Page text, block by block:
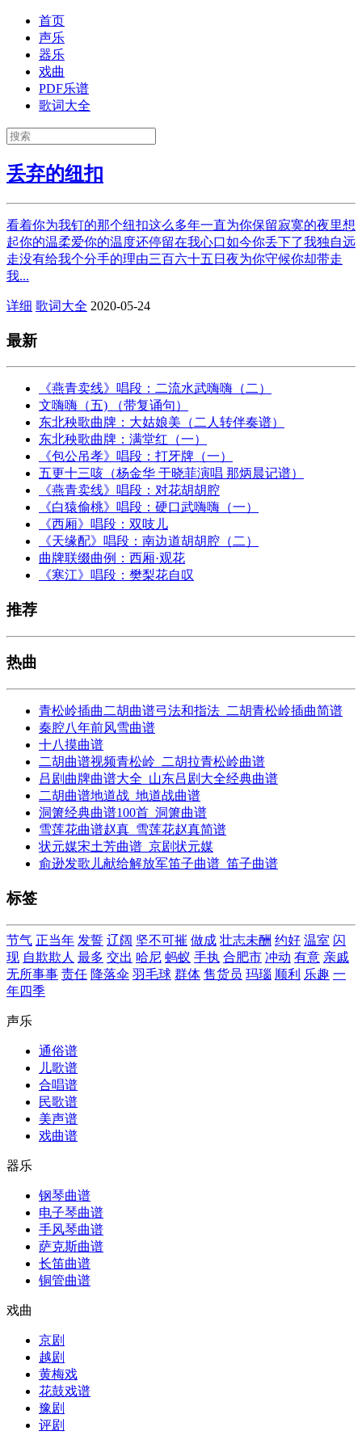
首页
声乐
器乐
戏曲
PDF乐谱
歌词大全
丢弃的纽扣
看着你为我钉的那个纽扣这么多年一直为你保留寂寞的夜里想
起你的温柔爱你的温度还停留在我心口如今你丢下了我独自远
走没有给我个分手的理由三百六十五日夜为你守候你却带走
我...
详细 歌词大全 2020-05-24
最新
《燕青卖线》唱段：二流水武嗨嗨（二）
文嗨嗨（五) （带复诵句）
东北秧歌曲牌：大姑娘美（二人转伴奏谱）
东北秧歌曲牌：满堂红（一）
《包公吊孝》唱段：打牙牌（一）
五更十三咳（杨金华 于晓菲演唱 那炳晨记谱）
《燕青卖线》唱段：对花胡胡腔
《白猿偷桃》唱段：硬口武嗨嗨（一）
《西厢》唱段：双吱儿
《天缘配》唱段：南边道胡胡腔（二）
曲牌联缀曲例：西厢·观花
《寒江》唱段：樊梨花自叹
推荐
热曲
青松岭插曲二胡曲谱弓法和指法_二胡青松岭插曲简谱
秦腔八年前风雪曲谱
十八摸曲谱
二胡曲谱视频青松岭_二胡拉青松岭曲谱
吕剧曲牌曲谱大全_山东吕剧大全经典曲谱
二胡曲谱地道战_地道战曲谱
洞箫经典曲谱100首_洞箫曲谱
雪莲花曲谱赵真_雪莲花赵真简谱
状元媒宋土芳曲谱_京剧状元媒
俞逊发歌儿献给解放军笛子曲谱_笛子曲谱
标签
节气 正当年 发誓 辽阔 坚不可摧 做成 壮志未酬 约好 温室 闪
现 自欺欺人 最多 交出 哈尼 蚂蚁 手执 合肥市 冲动 有意 亲戚
无所事事 责任 降落伞 羽毛球 群体 售货员 玛瑙 顺利 乐趣 一
年四季
声乐
通俗谱
儿歌谱
合唱谱
民歌谱
美声谱
戏曲谱
器乐
钢琴曲谱
电子琴曲谱
手风琴曲谱
萨克斯曲谱
长笛曲谱
铜管曲谱
戏曲
京剧
越剧
黄梅戏
花鼓戏谱
豫剧
评剧